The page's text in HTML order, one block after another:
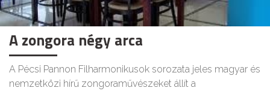
A zongora négy arca
A Pécsi Pannon Filharmonikusok sorozata jeles magyar és
nemzetközi hírű zongoraművészeket állít a